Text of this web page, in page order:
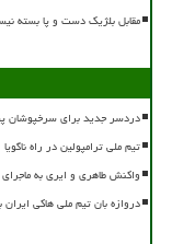
مقابل بلژیک دست و پا بسته
دردسر جدید برای سرخپوشان
تیم ملی ترامپولین در راه ناگویا
واکنش طاهری و ایری به
دروازه بان تیم ملی هاکی